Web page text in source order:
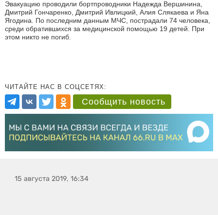
Эвакуацию проводили бортпроводники Надежда Вершинина,
Дмитрий Гончаренко, Дмитрий Ивлицкий, Алия Слякаева и Яна
Ягодина. По последним данным МЧС, пострадали 74 человека,
среди обратившихся за медицинской помощью 19 детей. При
этом никто не погиб.
ЧИТАЙТЕ НАС В СОЦСЕТЯХ:
Сообщить новость
15 августа 2019, 16:34